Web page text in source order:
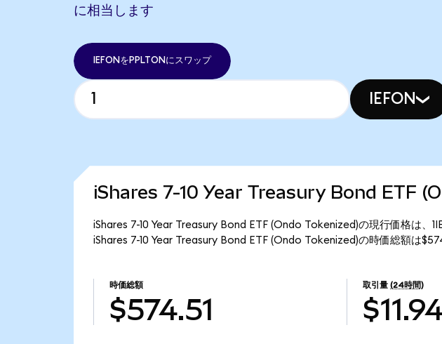
に相当します
IEFONをPPLTONにスワップ
IEFON
iShares 7-10 Year Treasury Bond ETF
iShares 7-10 Year Treasury Bond ETF (Ondo Tokenized)の現行価格は、
iShares 7-10 Year Treasury Bond ETF (Ondo Tokenized)の時価総額は
時価総額
$574.51
取引量 (24時間)